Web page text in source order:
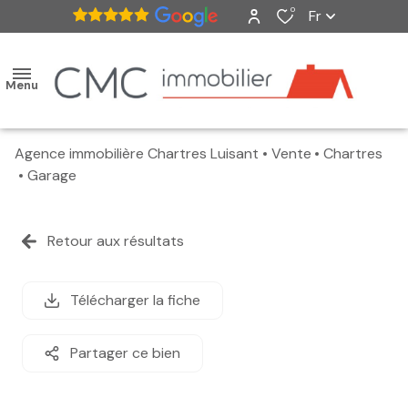
0 Fr
Menu
accueil
vendus
estimation
Agence immobilière Chartres Luisant Vente
Chartres
Garage
Retour aux résultats
Télécharger la fiche
Partager ce bien